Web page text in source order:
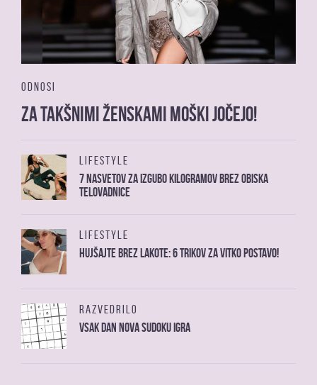
ODNOSI
Za takšnimi ženskami moški jočejo!
LIFESTYLE
7 nasvetov za izgubo kilogramov brez obiska
telovadnice
LIFESTYLE
Hujšajte brez lakote: 6 trikov za vitko postavo!
RAZVEDRILO
Vsak dan nova sudoku igra